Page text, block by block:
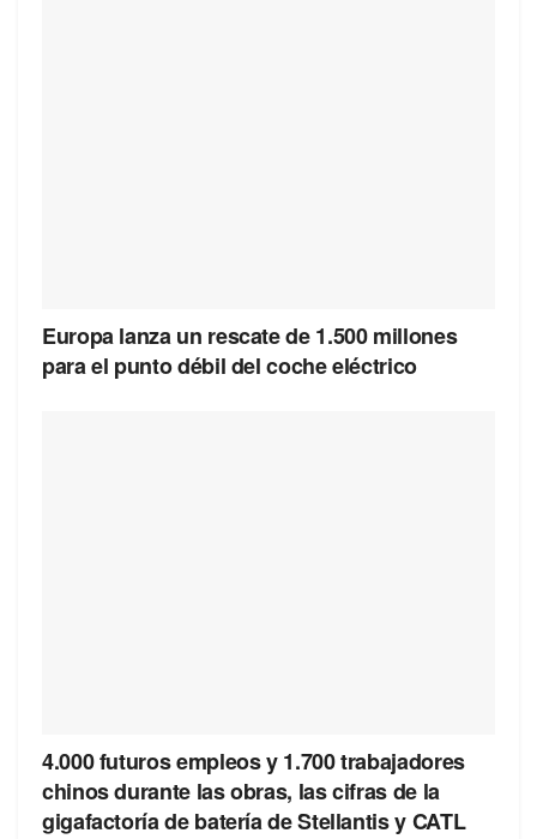
Europa lanza un rescate de 1.500 millones
para el punto débil del coche eléctrico
4.000 futuros empleos y 1.700 trabajadores
chinos durante las obras, las cifras de la
gigafactoría de batería de Stellantis y CATL